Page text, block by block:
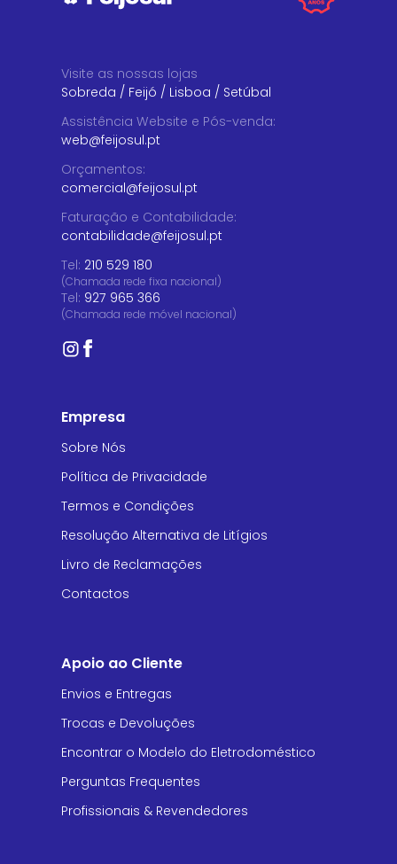
Visite as nossas lojas
Sobreda / Feijó / Lisboa / Setúbal
Assistência Website e Pós-venda:
web@feijosul.pt
Orçamentos:
comercial@feijosul.pt
Faturação e Contabilidade:
contabilidade@feijosul.pt
Tel: 210 529 180
(Chamada rede fixa nacional)
Tel: 927 965 366
(Chamada rede móvel nacional)
Empresa
Sobre Nós
Política de Privacidade
Termos e Condições
Resolução Alternativa de Litígios
Livro de Reclamações
Contactos
Apoio ao Cliente
Envios e Entregas
Trocas e Devoluções
Encontrar o Modelo do Eletrodoméstico
Perguntas Frequentes
Profissionais & Revendedores